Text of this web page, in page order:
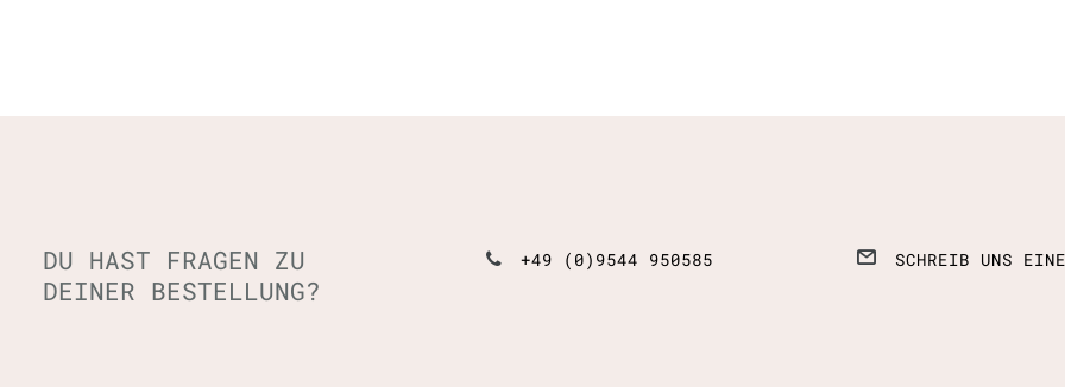
DU HAST FRAGEN ZU
DEINER BESTELLUNG?
+49 (0)9544 950585 SCHREIB UNS